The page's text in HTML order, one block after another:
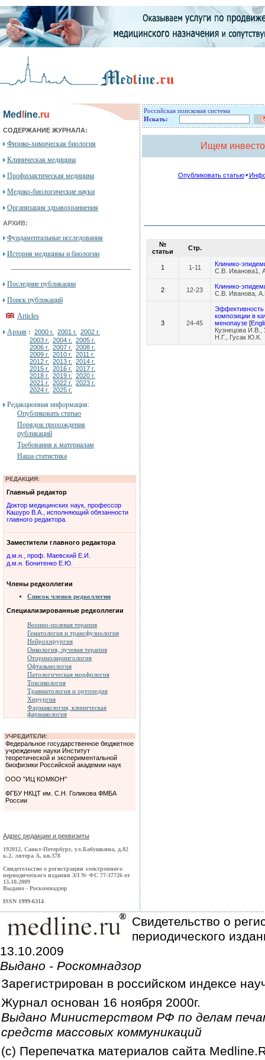
Med ine.ru
СОДЕРЖАНИЕ ЖУРНАЛА:
Физико-химическая биология
Клиническая медицина
Профилактическая медицина
Медико-биологические науки
Организация здравохраниения
АРХИВ:
Фундаментальные исследования
История медицины и биологии
Последние публикации
Поиск публикаций
Articles
Архив : 2000 г. 2001 г.
2002 г.
2003 г.
2004 г.
2005 г.
2006 г.
2007 г.
2008 г.
2009 г.
2010 г.
2011 г.
2012 г.
2013 г.
2014 г.
2015 г.
2016 г.
2017 г.
2018 г.
2019 г.
2020 г.
2021 г.
2022 г.
2023 г.
2024 г.
2025 г.
Редакционная информация:
Опубликовать статью
Порядок прохождения
публикаций
Требования к материалам
Наша статистика
РЕДАКЦИЯ:
Главный редактор
Доктор медицинских наук, профессор
Кашуро В.А., исполняющий обязанности
главного редактора.
Заместители главного редактора
д.м.н., проф. Маевский Е.И.
д.м.н. Бонитенко Е.Ю.
Члены редколлегии
Список членов редколлегии
Специализированные редколлегии
Военно-полевая терапия
Гематология и трансфузиология
Нейрохирургия
Онкология, лучевая терапия
Оториноларингология
Офтальмология
Патологическая морфология
Токсикология
Травматология и ортопедия
Хирургия
Фармакология, клиническая
фармакология
УЧРЕДИТЕЛИ:
Федеральное государственное бюджетное
учреждение науки Институт
теоретической и экспериментальной
биофизики Российской академии наук
ООО "ИЦ КОМКОН"
ФГБУ НКЦТ им. С.Н. Голикова ФМБА
России
Адрес редакции и реквизиты
192012, Санкт-Петербург, ул.Бабушкина, д.82
к.2, литера А, кв.378
Свидетельство о регистрации электронного
периодического издания ЭЛ № ФС 77-37726 от
13.10.2009
Выдано - Роскомнадзор
ISSN 1999-6314
Российская поисковая система
Искать:
Ищем
Опубликовать статью
№
cтатьи
Стр.
1 1-11
Клинико-
С.В. Иванова1,
2 12-23
Клинико-
С.В. Иванова,
3 24-45
Эффективность
композиции в
менопаузе [
Кузнецова
Н.Г., Гусак Ю.К.
Свидетельство о
периодического
13.10.2009
Выдано - Роскомнадзор
Зарегистрирован в российском индексе
Журнал основан 16 ноября 2000г.
Выдано Министерством РФ по делам
средств массовых коммуникаций
(c) Перепечатка материалов сайта